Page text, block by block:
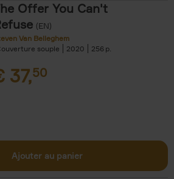
Offer You Can't
(EN)
Van Belleghem
souple
2020 256
37,50
Ajouter au panier